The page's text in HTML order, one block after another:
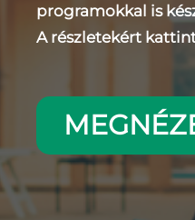
programokkal is
A részletekért